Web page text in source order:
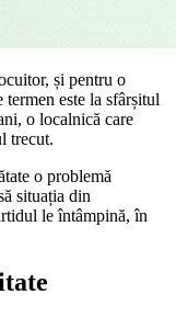
și pentru o
este la sfârșitul
o localnică care
trecut.
o problemă
situația din
le întâmpină, în